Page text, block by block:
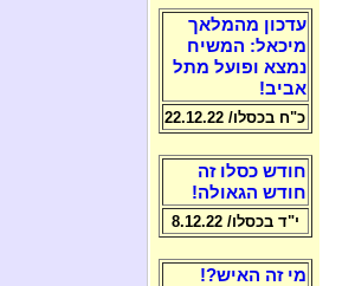
עדכון מהמלאך
מיכאל: המשיח
נמצא ופועל מתל
אביב!
כ"ח בכסלו/ 22.12.22
חודש כסלו זה
חודש הגאולה!
י"ד בכסלו/ 8.12.22
מי זה האיש?!